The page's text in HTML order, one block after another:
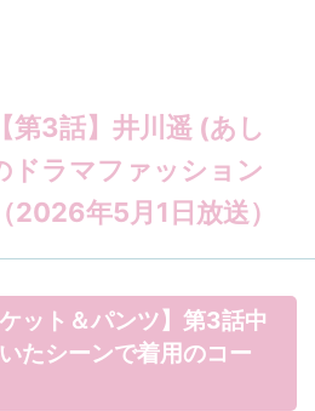
第3話】井川遥 (あし
ドラマファッション
2026年5月1日放送）
ット＆パンツ】第3話中
たシーンで着用のコー